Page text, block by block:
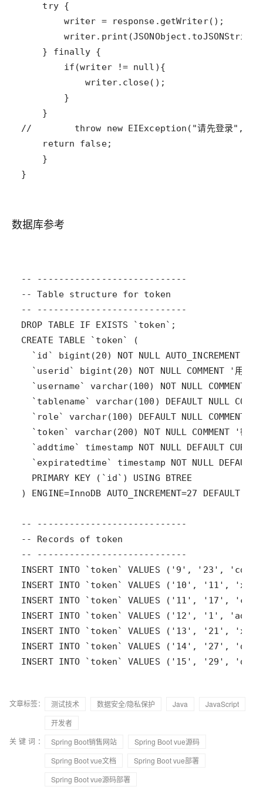
数据库参考
文章标签： 测试技术 数据安全/隐私保护 Java
JavaScript
开发者
关键词：
Spring Boot销售网站
Spring Boot vue源码
Spring Boot vue文档
Spring Boot vue部署
Spring Boot vue源码部署